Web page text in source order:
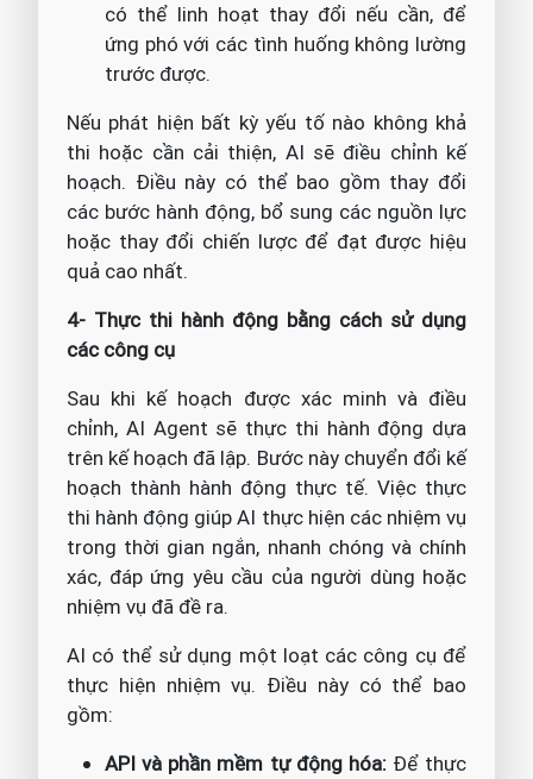
có thể linh hoạt thay đổi nếu cần, để
ứng phó với các tình huống không lường
trước được.
Nếu phát hiện bất kỳ yếu tố nào không khả
thi hoặc cần cải thiện, AI sẽ điều chỉnh kế
hoạch. Điều này có thể bao gồm thay đổi
các bước hành động, bổ sung các nguồn lực
hoặc thay đổi chiến lược để đạt được hiệu
quả cao nhất.
4- Thực thi hành động bằng cách sử dụng
các công cụ
Sau khi kế hoạch được xác minh và điều
chỉnh, AI Agent sẽ thực thi hành động dựa
trên kế hoạch đã lập. Bước này chuyển đổi kế
hoạch thành hành động thực tế. Việc thực
thi hành động giúp AI thực hiện các nhiệm vụ
trong thời gian ngắn, nhanh chóng và chính
xác, đáp ứng yêu cầu của người dùng hoặc
nhiệm vụ đã đề ra.
AI có thể sử dụng một loạt các công cụ để
thực hiện nhiệm vụ. Điều này có thể bao
gồm:
API và phần mềm tự động hóa:Để thực